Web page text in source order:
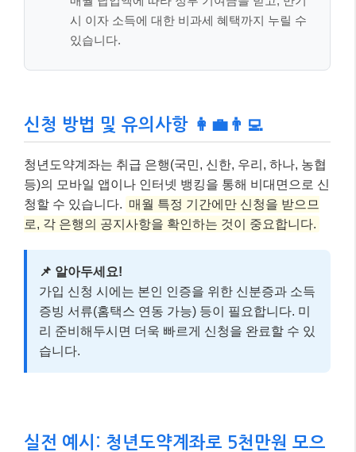
시 이자 소득에 대한 비과세 혜택까지 누릴 수
있습니다.
신청 방법 및 유의사항 👩‍💼👨‍💻
청년도약계좌는 취급 은행(국민, 신한, 우리, 하나, 농협
등)의 모바일 앱이나 인터넷 뱅킹을 통해 비대면으로 신
청할 수 있습니다. 매월 특정 기간에만 신청을 받으므
로, 각 은행의 공지사항을 확인하는 것이 중요합니다.
📌 알아두세요!
가입 신청 시에는 본인 인증을 위한 신분증과 소득
증빙 서류(홈택스 연동 가능) 등이 필요합니다. 미
리 준비해두시면 더욱 빠르게 신청을 완료할 수 있
습니다.
실전 예시: 청년도약계좌로 5천만원 모으